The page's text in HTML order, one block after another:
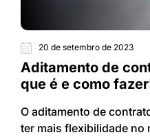
20 de setembro de 2023
Aditamento de
que é e como
O aditamento de
ter mais flexibilidade no